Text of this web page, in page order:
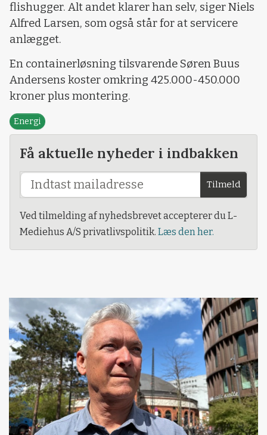
flishugger. Alt andet klarer han selv, siger Niels
Alfred Larsen, som også står for at servicere
anlægget.
En containerløsning tilsvarende Søren Buus
Andersens koster omkring 425.000-450.000
kroner plus montering.
Energi
Få aktuelle nyheder i indbakken
Tilmeld
Ved tilmelding af nyhedsbrevet accepterer du L-
Mediehus A/S privatlivspolitik. Læs den her.